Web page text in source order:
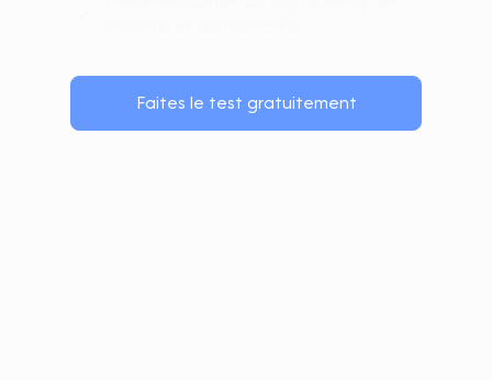
Faites le test gratuitement